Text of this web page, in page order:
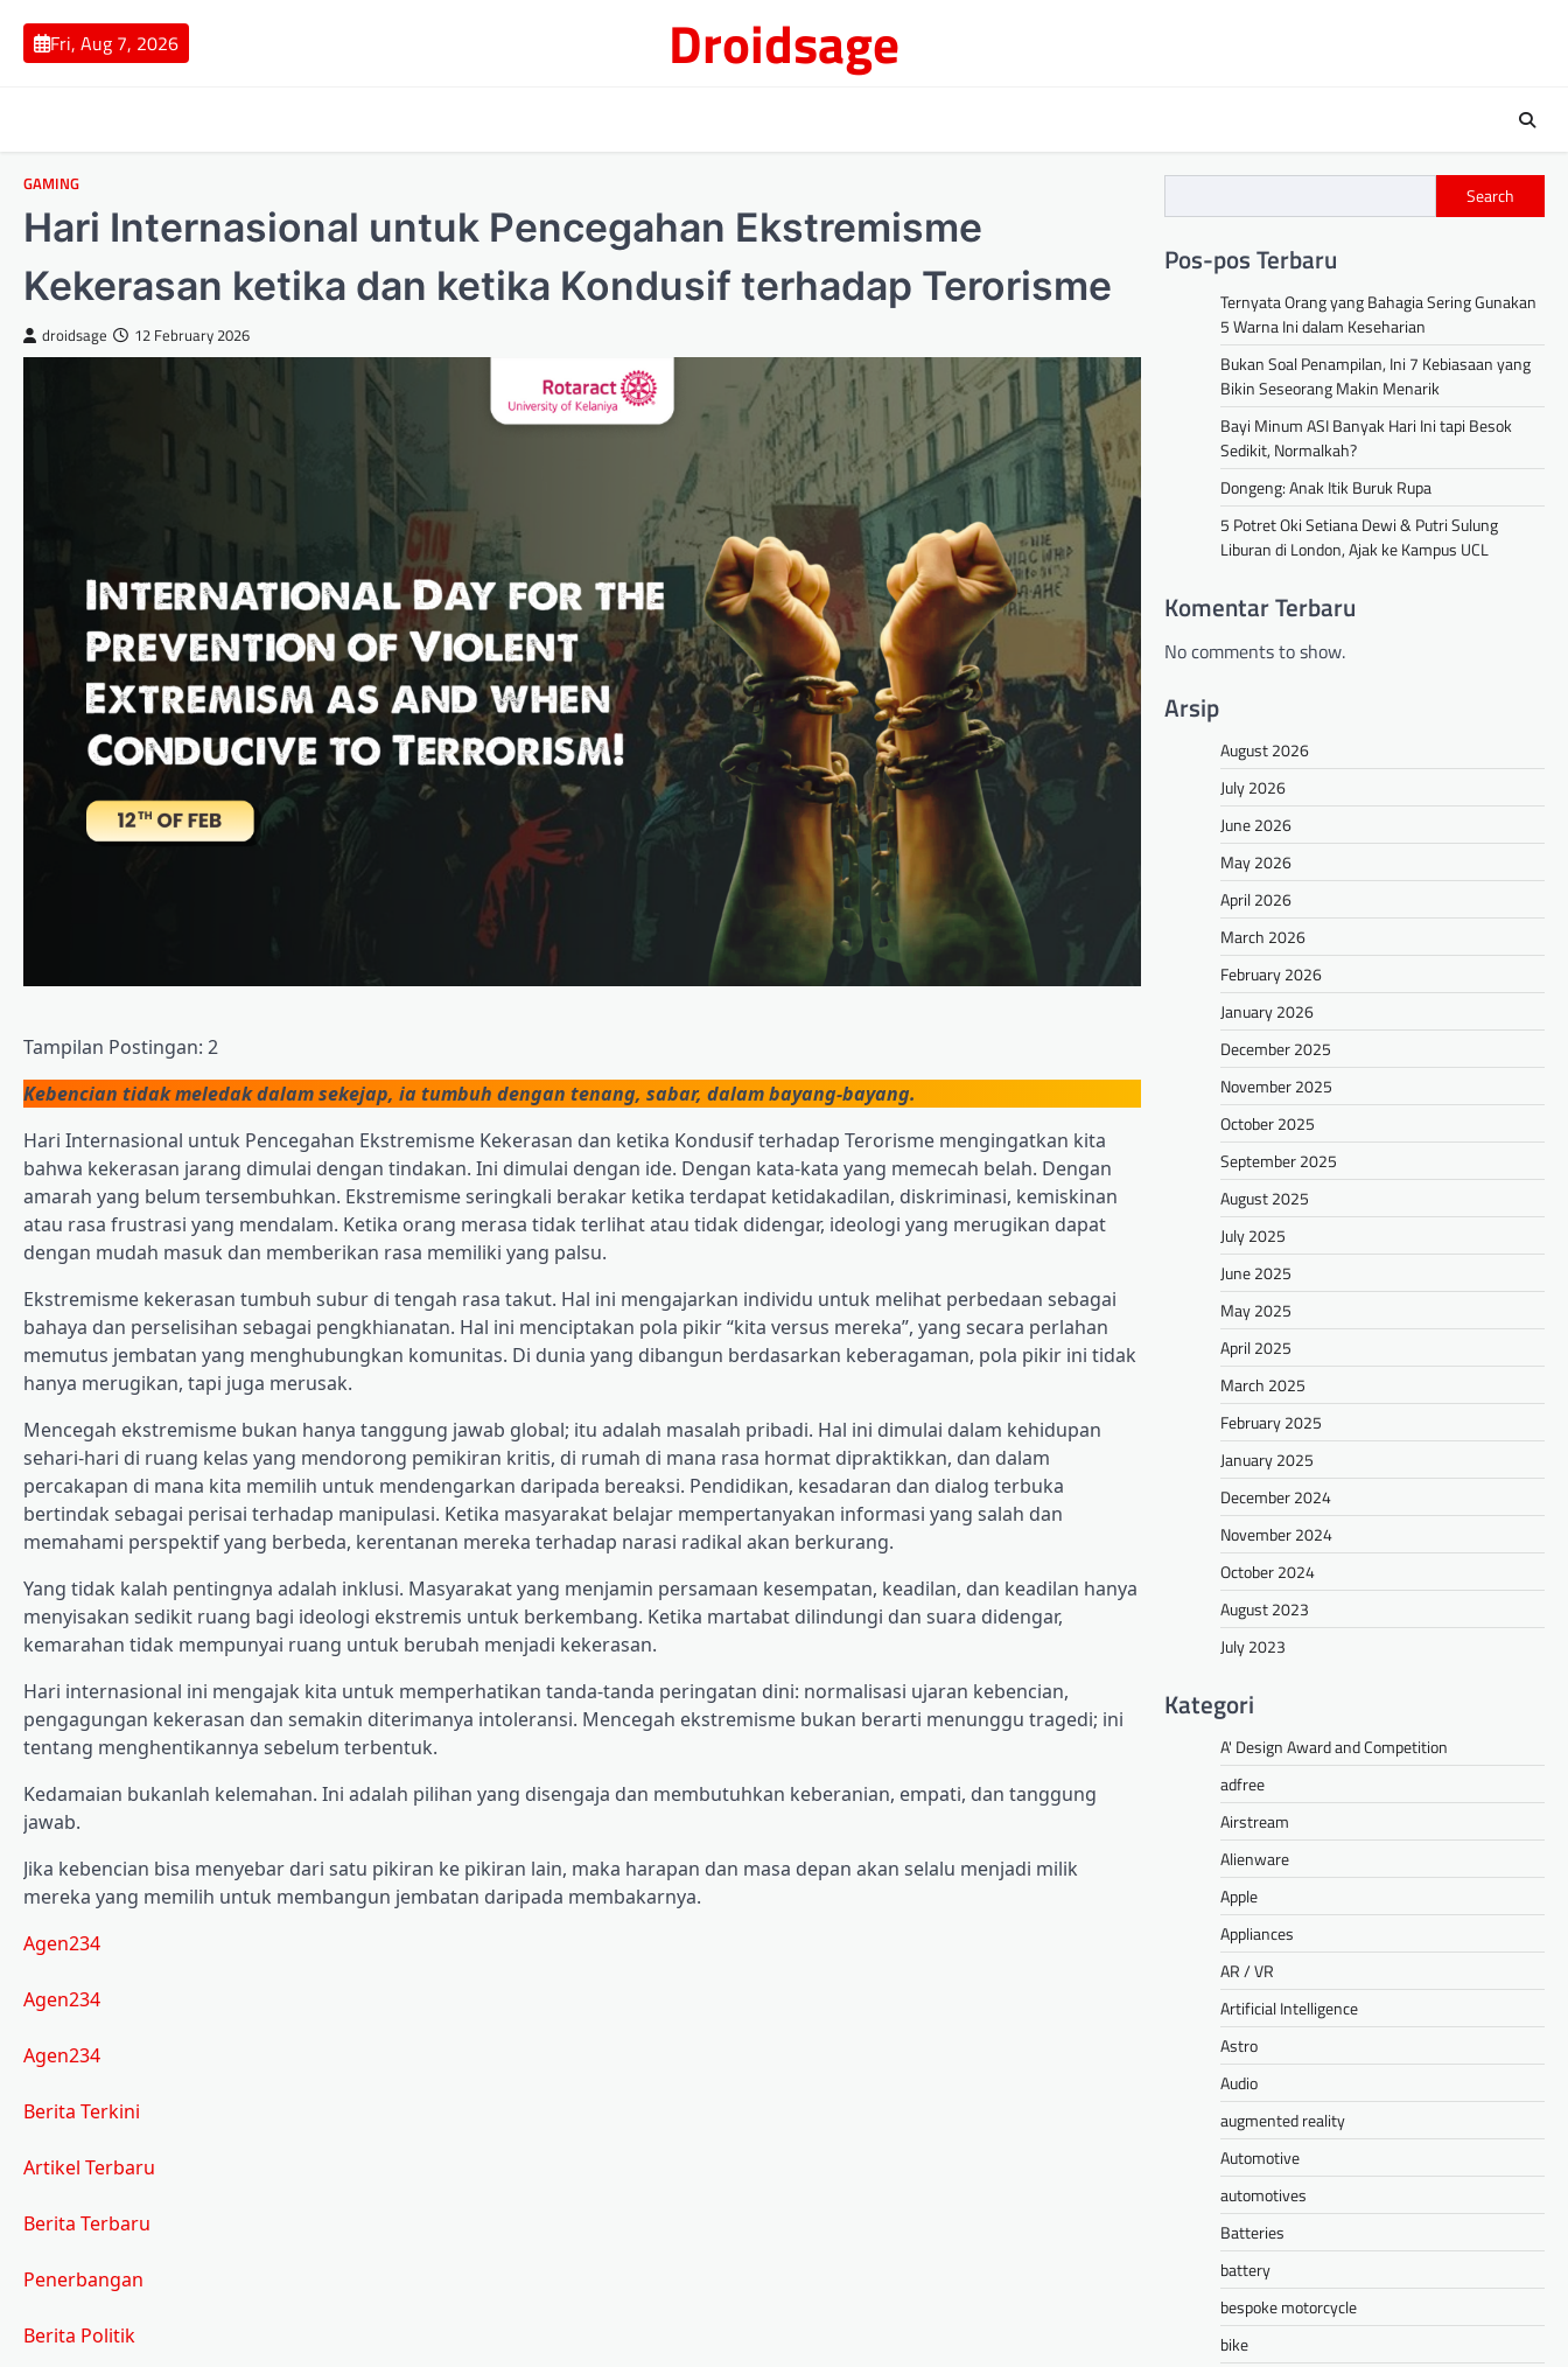
content
Fri, Aug 7, 2026 Droidsage
GAMING
Hari Internasional untuk Pencegahan Ekstremisme
Kekerasan ketika dan ketika Kondusif terhadap Terorisme
droidsage 12 February 2026
Tampilan Postingan: 2
Kebencian tidak meledak dalam sekejap, ia tumbuh dengan tenang, sabar, dalam bayang-bayang.
Hari Internasional untuk Pencegahan Ekstremisme Kekerasan dan ketika Kondusif terhadap Terorisme mengingatkan kita
bahwa kekerasan jarang dimulai dengan tindakan. Ini dimulai dengan ide. Dengan kata-kata yang memecah belah. Dengan
amarah yang belum tersembuhkan. Ekstremisme seringkali berakar ketika terdapat ketidakadilan, diskriminasi, kemiskinan
atau rasa frustrasi yang mendalam. Ketika orang merasa tidak terlihat atau tidak didengar, ideologi yang merugikan dapat
dengan mudah masuk dan memberikan rasa memiliki yang palsu.
Ekstremisme kekerasan tumbuh subur di tengah rasa takut. Hal ini mengajarkan individu untuk melihat perbedaan sebagai
bahaya dan perselisihan sebagai pengkhianatan. Hal ini menciptakan pola pikir “kita versus mereka”, yang secara perlahan
memutus jembatan yang menghubungkan komunitas. Di dunia yang dibangun berdasarkan keberagaman, pola pikir ini tidak
hanya merugikan, tapi juga merusak.
Mencegah ekstremisme bukan hanya tanggung jawab global; itu adalah masalah pribadi. Hal ini dimulai dalam kehidupan
sehari-hari di ruang kelas yang mendorong pemikiran kritis, di rumah di mana rasa hormat dipraktikkan, dan dalam
percakapan di mana kita memilih untuk mendengarkan daripada bereaksi. Pendidikan, kesadaran dan dialog terbuka
bertindak sebagai perisai terhadap manipulasi. Ketika masyarakat belajar mempertanyakan informasi yang salah dan
memahami perspektif yang berbeda, kerentanan mereka terhadap narasi radikal akan berkurang.
Yang tidak kalah pentingnya adalah inklusi. Masyarakat yang menjamin persamaan kesempatan, keadilan, dan keadilan hanya
menyisakan sedikit ruang bagi ideologi ekstremis untuk berkembang. Ketika martabat dilindungi dan suara didengar,
kemarahan tidak mempunyai ruang untuk berubah menjadi kekerasan.
Hari internasional ini mengajak kita untuk memperhatikan tanda-tanda peringatan dini: normalisasi ujaran kebencian,
pengagungan kekerasan dan semakin diterimanya intoleransi. Mencegah ekstremisme bukan berarti menunggu tragedi; ini
tentang menghentikannya sebelum terbentuk.
Kedamaian bukanlah kelemahan. Ini adalah pilihan yang disengaja dan membutuhkan keberanian, empati, dan tanggung
jawab.
Jika kebencian bisa menyebar dari satu pikiran ke pikiran lain, maka harapan dan masa depan akan selalu menjadi milik
mereka yang memilih untuk membangun jembatan daripada membakarnya.
Agen234
Agen234
Agen234
Berita Terkini
Artikel Terbaru
Berita Terbaru
Penerbangan
Berita Politik
Search
Pos-pos Terbaru
Ternyata Orang yang Bahagia Sering Gunakan
5 Warna Ini dalam Keseharian
Bukan Soal Penampilan, Ini 7 Kebiasaan yang
Bikin Seseorang Makin Menarik
Bayi Minum ASI Banyak Hari Ini tapi Besok
Sedikit, Normalkah?
Dongeng: Anak Itik Buruk Rupa
5 Potret Oki Setiana Dewi & Putri Sulung
Liburan di London, Ajak ke Kampus UCL
Komentar Terbaru
No comments to show.
Arsip
August 2026
July 2026
June 2026
May 2026
April 2026
March 2026
February 2026
January 2026
December 2025
November 2025
October 2025
September 2025
August 2025
July 2025
June 2025
May 2025
April 2025
March 2025
February 2025
January 2025
December 2024
November 2024
October 2024
August 2023
July 2023
Kategori
A' Design Award and Competition
adfree
Airstream
Alienware
Apple
Appliances
AR / VR
Artificial Intelligence
Astro
Audio
augmented reality
Automotive
automotives
Batteries
battery
bespoke motorcycle
bike